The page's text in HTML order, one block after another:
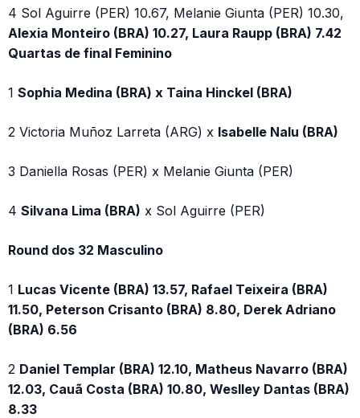
4 Sol Aguirre (PER) 10.67, Melanie Giunta (PER) 10.30,
Alexia Monteiro (BRA) 10.27, Laura Raupp (BRA) 7.42
Quartas de final Feminino
1 Sophia Medina (BRA) x Taina Hinckel (BRA)
2 Victoria Muñoz Larreta (ARG) x Isabelle Nalu (BRA)
3 Daniella Rosas (PER) x Melanie Giunta (PER)
4 Silvana Lima (BRA) x Sol Aguirre (PER)
Round dos 32 Masculino
1 Lucas Vicente (BRA) 13.57, Rafael Teixeira (BRA)
11.50, Peterson Crisanto (BRA) 8.80, Derek Adriano
(BRA) 6.56
2 Daniel Templar (BRA) 12.10, Matheus Navarro (BRA)
12.03, Cauã Costa (BRA) 10.80, Weslley Dantas (BRA)
8.33